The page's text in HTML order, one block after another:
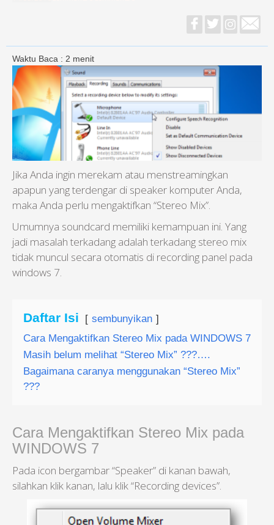
Waktu Baca : 2 menit
Jika Anda ingin merekam atau menstreamingkan
apapun yang terdengar di speaker komputer Anda,
maka Anda perlu mengaktifkan “Stereo Mix”.
Umumnya soundcard memiliki kemampuan ini. Yang
jadi masalah terkadang adalah terkadang stereo mix
tidak muncul secara otomatis di recording panel pada
windows 7.
Daftar Isi
sembunyikan
Cara Mengaktifkan Stereo Mix pada WINDOWS 7
Masih belum melihat “Stereo Mix” ???….
Bagaimana caranya menggunakan “Stereo Mix”
???
Cara Mengaktifkan Stereo Mix pada
WINDOWS 7
Pada icon bergambar “Speaker” di kanan bawah,
silahkan klik kanan, lalu klik “Recording devices”.